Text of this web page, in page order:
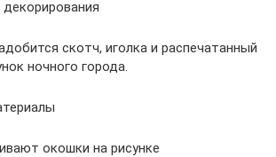
скотч, иголка и распечатанный
ночного города.
окошки на рисунке